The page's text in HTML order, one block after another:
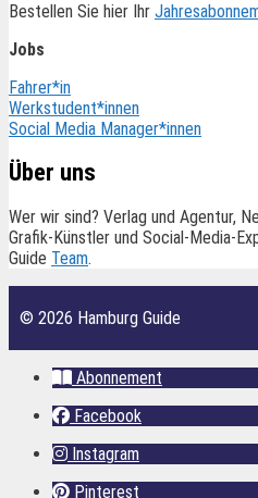
Bestellen Sie hier Ihr
Jobs
Fahrer*in
Werkstudent*innen
Social Media Manager*innen
Über uns
Wer wir sind? Verlag und Agentur,
Grafik-Künstler und Social-Media-
Guide Team.
© 2026 Hamburg Guide
Abonnement
Facebook
Instagram
Pinterest